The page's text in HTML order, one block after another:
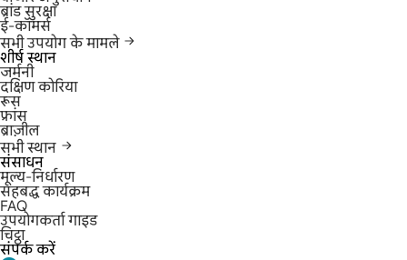
ब्रांड सुरक्षा
ई-कॉमर्स
सभी उपयोग के मामले
शीर्ष स्थान
जर्मनी
दक्षिण कोरिया
रूस
फ्रांस
ब्राज़ील
सभी स्थान
संसाधन
मूल्य-निर्धारण
सहबद्ध कार्यक्रम
FAQ
उपयोगकर्ता गाइड
चिट्ठा
संपर्क करें